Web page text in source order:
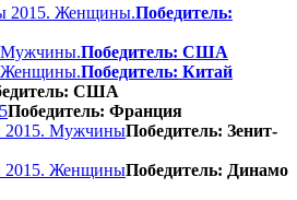
2015. Женщины.Победитель:
Мужчины.Победитель: США
Женщины.Победитель: Китай
США
Победитель: Франция
2015. МужчиныПобедитель: Зенит-
2015. ЖенщиныПобедитель: Динамо